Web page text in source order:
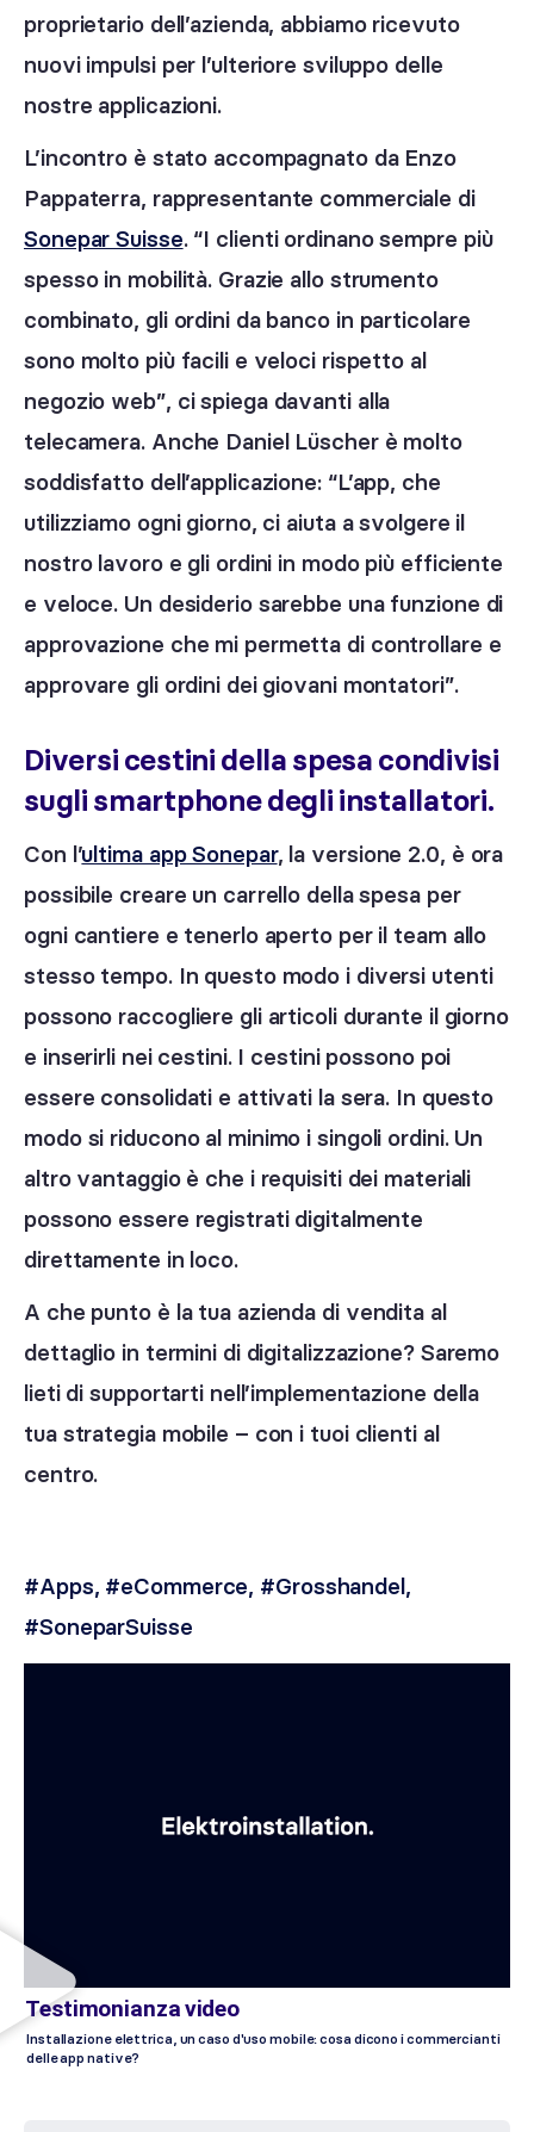
proprietario dell’azienda, abbiamo ricevuto
nuovi impulsi per l’ulteriore sviluppo delle
nostre applicazioni.
L’incontro è stato accompagnato da Enzo
Pappaterra, rappresentante commerciale di
Sonepar Suisse. “I clienti ordinano sempre più
spesso in mobilità. Grazie allo strumento
combinato, gli ordini da banco in particolare
sono molto più facili e veloci rispetto al
negozio web”, ci spiega davanti alla
telecamera. Anche Daniel Lüscher è molto
soddisfatto dell’applicazione: “L’app, che
utilizziamo ogni giorno, ci aiuta a svolgere il
nostro lavoro e gli ordini in modo più efficiente
e veloce. Un desiderio sarebbe una funzione di
approvazione che mi permetta di controllare e
approvare gli ordini dei giovani montatori”.
Diversi cestini della spesa condivisi
sugli smartphone degli installatori.
Con l’ultima app Sonepar, la versione 2.0, è ora
possibile creare un carrello della spesa per
ogni cantiere e tenerlo aperto per il team allo
stesso tempo. In questo modo i diversi utenti
possono raccogliere gli articoli durante il giorno
e inserirli nei cestini. I cestini possono poi
essere consolidati e attivati la sera. In questo
modo si riducono al minimo i singoli ordini. Un
altro vantaggio è che i requisiti dei materiali
possono essere registrati digitalmente
direttamente in loco.
A che punto è la tua azienda di vendita al
dettaglio in termini di digitalizzazione? Saremo
lieti di supportarti nell’implementazione della
tua strategia mobile – con i tuoi clienti al
centro.
#Apps, #eCommerce, #Grosshandel,
#SoneparSuisse
Testimonianza video
Installazione elettrica, un caso d'uso mobile: cosa dicono i commercianti
delle app native?